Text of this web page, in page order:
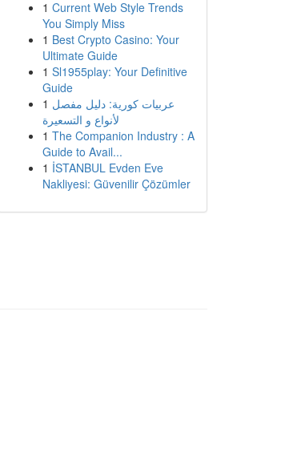
1 Current Web Style Trends
You Simply Miss
1 Best Crypto Casino: Your
Ultimate Guide
1 Sl1955play: Your Definitive
Guide
1 عربيات كورية: دليل مفصل
لأنواع و التسعيرة
1 The Companion Industry : A
Guide to Avail...
1 İSTANBUL Evden Eve
Nakliyesi: Güvenilir Çözümler